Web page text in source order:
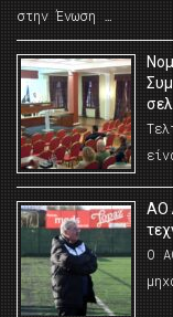
στην Ένωση …
ΑΟ
Ο